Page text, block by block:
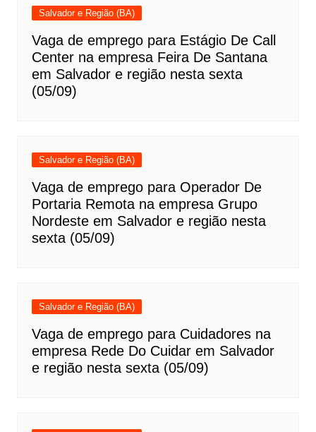
Salvador e Região (BA)
Vaga de emprego para Estágio De Call
Center na empresa Feira De Santana
em Salvador e região nesta sexta
(05/09)
Salvador e Região (BA)
Vaga de emprego para Operador De
Portaria Remota na empresa Grupo
Nordeste em Salvador e região nesta
sexta (05/09)
Salvador e Região (BA)
Vaga de emprego para Cuidadores na
empresa Rede Do Cuidar em Salvador
e região nesta sexta (05/09)